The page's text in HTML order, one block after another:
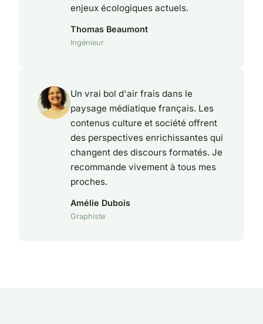
enjeux écologiques actuels.
Thomas Beaumont
Ingénieur
Un vrai bol d'air frais dans le
paysage médiatique français. Les
contenus culture et société offrent
des perspectives enrichissantes qui
changent des discours formatés. Je
recommande vivement à tous mes
proches.
Amélie Dubois
Graphiste